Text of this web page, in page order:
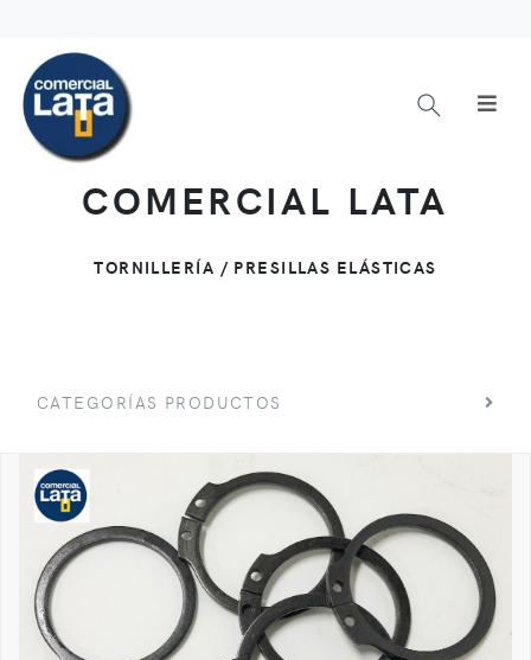
COMERCIAL LATA
TORNILLERÍA / PRESILLAS ELÁSTICAS
CATEGORÍAS PRODUCTOS